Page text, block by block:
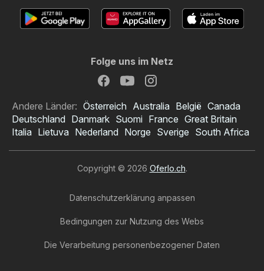
Folge uns im Netz
Andere Länder: Österreich Australia België Canada
Deutschland Danmark Suomi France Great Britain
Italia Lietuva Nederland Norge Sverige South Africa
Copyright © 2026 Oferlo.ch.
Datenschutzerklärung anpassen
Bedingungen zur Nutzung des Webs
Die Verarbeitung personenbezogener Daten